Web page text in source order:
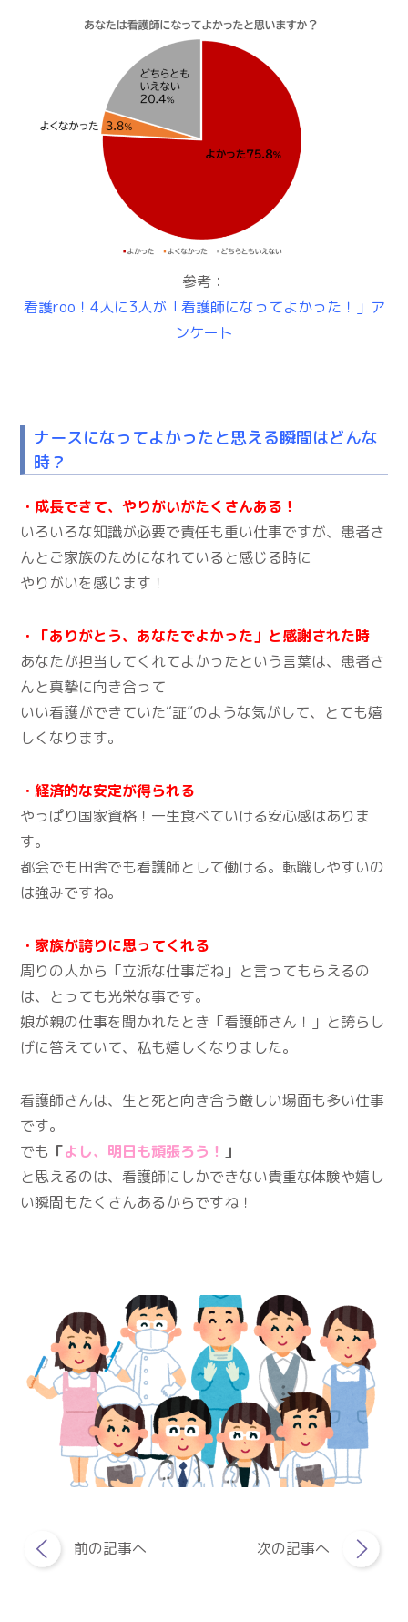
参考：
看護roo！4人に3人が「看護師になってよかった！」ア
ンケート
ナースになってよかったと思える瞬間はどんな
時？
・成長できて、やりがいがたくさんある！
いろいろな知識が必要で責任も重い仕事ですが、患者さ
んとご家族のためになれていると感じる時に
やりがいを感じます！
・「ありがとう、あなたでよかった」と感謝された時
あなたが担当してくれてよかったという言葉は、患者さ
んと真摯に向き合って
いい看護ができていた“証”のような気がして、とても嬉
しくなります。
・経済的な安定が得られる
やっぱり国家資格！一生食べていける安心感はありま
す。
都会でも田舎でも看護師として働ける。転職しやすいの
は強みですね。
・家族が誇りに思ってくれる
周りの人から「立派な仕事だね」と言ってもらえるの
は、とっても光栄な事です。
娘が親の仕事を聞かれたとき「看護師さん！」と誇らし
げに答えていて、私も嬉しくなりました。
看護師さんは、生と死と向き合う厳しい場面も多い仕事
です。
でも 「よし、明日も頑張ろう！ 」
と思えるのは、看護師にしかできない貴重な体験や嬉し
い瞬間もたくさんあるからですね！
前の記事へ 次の記事へ